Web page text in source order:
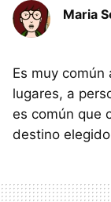
Maria
Es muy común
lugares, a
es común que
destino